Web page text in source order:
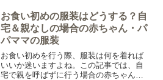
の私が「やめてよかった」と感じた家事
をまとめました。
お食い初めの服装はどうする？自
宅＆親なしの場合の赤ちゃん・パ
パママの服装
お食い初めを行う際、服装は何を着れば
いいか迷いますよね。この記事では、自
宅で親を呼ばずに行う場合の赤ちゃん・